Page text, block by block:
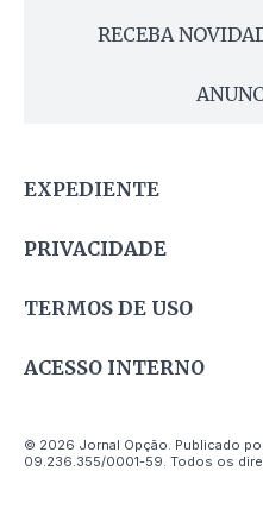
RECEBA
EXPEDIENTE
PRIVACIDADE
TERMOS DE USO
ACESSO INTERNO
© 2026 Jornal Opção. Publicado
09.236.355/0001-59. Todos os